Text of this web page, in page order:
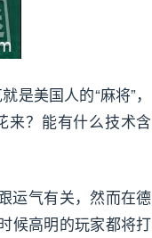
美国人的“麻将”，
来？能有什么技术含
运气有关，然而在德
候高明的玩家都将打